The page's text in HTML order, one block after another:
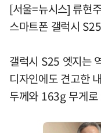
[서울=뉴시스] 류현
스마트폰 갤럭시
갤럭시 S25 엣지는
디자인에도 견고한
두께와 163g 무게로